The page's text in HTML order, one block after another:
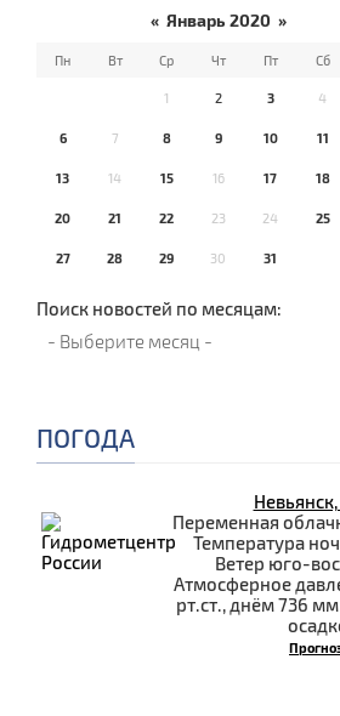
« Январь 2020 »
Пн Вт Ср Чт Пт Сб
1 2 3 4
6 7 8 9 10 11
13 14 15 16 17 18
20 21 22 23 24 25
27 28 29 30 31
Поиск новостей по месяцам:
ПОГОДА
Переменная
Температура
Ветер юго-
Атмосферное
рт.ст., днём 736